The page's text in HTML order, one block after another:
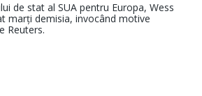
de stat al SUA pentru Europa, Wess
marți demisia, invocând motive
Reuters.